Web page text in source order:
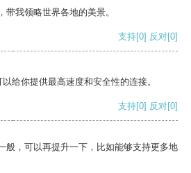
我领略世界各地的美景。
支持[0] 反对[0]
给你提供最高速度和安全性的连接。
支持[0] 反对[0]
般，可以再提升一下，比如能够支持更多地